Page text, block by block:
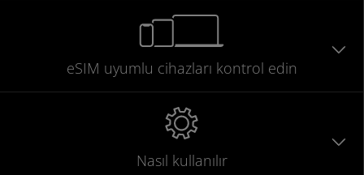
eSIM uyumlu cihazları kontrol edin
Nasıl kullanılır